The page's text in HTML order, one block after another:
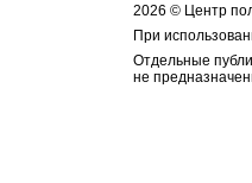
2026 © Центр
При
Отдельные
не